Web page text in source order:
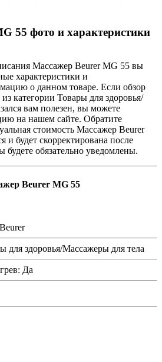
55 фото и характеристики
Массажер Beurer MG 55 вы
характеристики и
о данном товаре. Если обзор
категории Товары для здоровья/
вам полезен, вы можете
на нашем сайте. Обратите
стоимость Массажер Beurer
и будет скорректирована после
будете обязательно уведомлены.
Beurer MG 55
для здоровья/Массажеры для тела
Да